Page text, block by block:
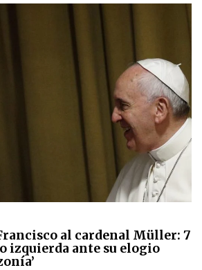
al cardenal Müller: 7
izquierda ante su elogio